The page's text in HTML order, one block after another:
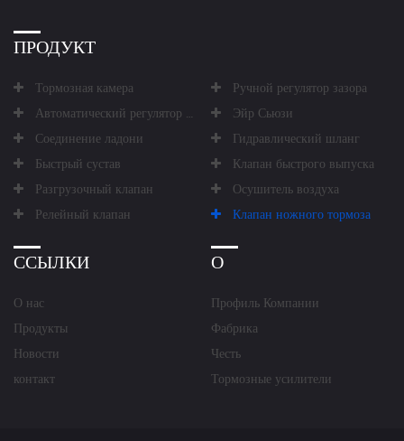
ПРОДУКТ
Тормозная камера
Ручной регулятор зазора
Автоматический регулятор зазора
Эйр Сьюзи
Соединение ладони
Гидравлический шланг
Быстрый сустав
Клапан быстрого выпуска
Разгрузочный клапан
Осушитель воздуха
Релейный клапан
Клапан ножного тормоза
ССЫЛКИ
О нас
Продукты
Новости
контакт
О
Профиль Компании
Фабрика
Честь
Тормозные усилители